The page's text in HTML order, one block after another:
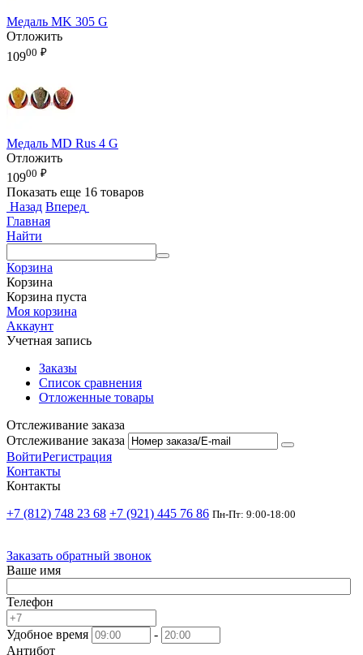
Медаль MK 305 G
Отложить
10900 ₽
Медаль MD Rus 4 G
Отложить
10900 ₽
Показать еще 16 товаров
Назад Вперед
Главная
Найти
Корзина
Корзина
Корзина пуста
Моя корзина
Аккаунт
Учетная запись
Заказы
Список сравнения
Отложенные товары
Отслеживание заказа
Отслеживание заказа
ВойтиРегистрация
Контакты
Контакты
+7 (812) 748 23 68 +7 (921) 445 76 86 Пн-Пт: 9:00-18:00
Заказать обратный звонок
Ваше имя
Телефон
Удобное время
-
Антибот